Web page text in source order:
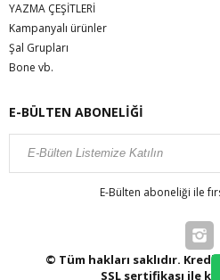
YAZMA ÇEŞİTLERİ
Kampanyalı ürünler
Şal Grupları
Bone vb.
E-BÜLTEN ABONELİĞİ
E-Bülten aboneliği ile
© Tüm hakları saklıdır.
SSL sertifikası ile